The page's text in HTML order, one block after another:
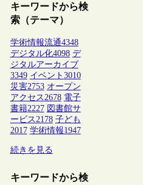
キーワードから検
索（テーマ）
学術情報流通4348
デジタル化4098 デ
ジタルアーカイブ
3349 イベント 3010
災害2753 オープン
アクセス 2678 電子
書籍2227 図書館サ
ービス 2178 子ども
2017 学術情報1947
続きを見る
キーワードから検